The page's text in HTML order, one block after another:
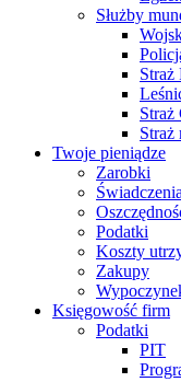
Służby
Straż
Straż
Straż
Twoje pieniądze
Zarobki
Świadczenia
Podatki
Koszty
Zakupy
Księgowość firm
Podatki
PIT